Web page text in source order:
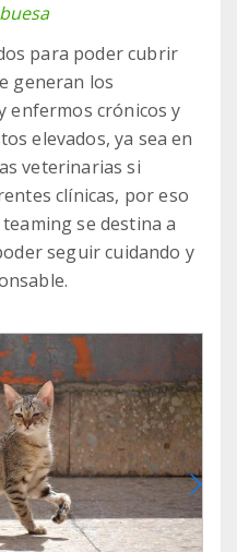
para poder cubrir
generan los
enfermos crónicos y
elevados, ya sea en
veterinarias si
clínicas, por eso
se destina a
seguir cuidando y